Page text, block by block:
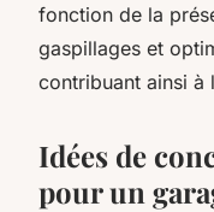
fonction de la
gaspillages et
contribuant ainsi à
Idées de
pour un